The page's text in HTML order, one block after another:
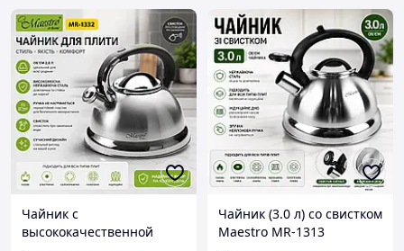
Чайник с
высококачественной
Чайник (3.0 л) со свистком
Maestro MR-1313